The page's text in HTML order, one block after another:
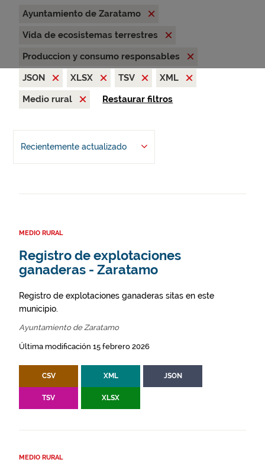
Ayuntamiento de Zaratamo
Vida de ecosistemas terrestres
Produccion y consumo responsables
JSON
XLSX TSV
XML
Medio rural
Restaurar filtros
Recientemente actualizado
MEDIO RURAL
Registro de explotaciones
ganaderas - Zaratamo
Registro de explotaciones ganaderas sitas en este
municipio.
Ayuntamiento de Zaratamo
Última modificación 15 febrero 2026
CSV XML JSON
TSV XLSX
MEDIO RURAL